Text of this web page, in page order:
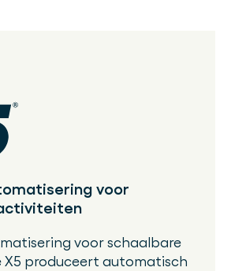
voor
voor schaalbare
X5 produceert automatisch